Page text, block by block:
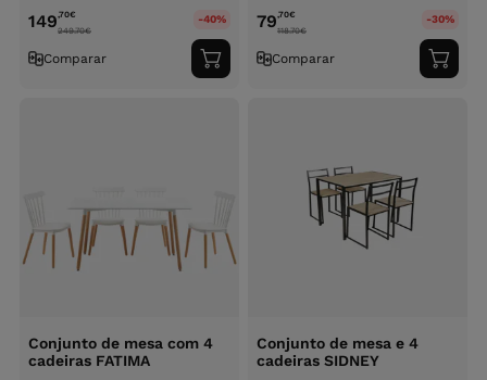
149,70€
249.70€
-40%
Comparar
Adicionar
ao
79,70€
118.70€
-30%
Comparar
ao
Conjunto de mesa com 4
cadeiras FATIMA
Conjunto de mesa e 4
cadeiras SIDNEY